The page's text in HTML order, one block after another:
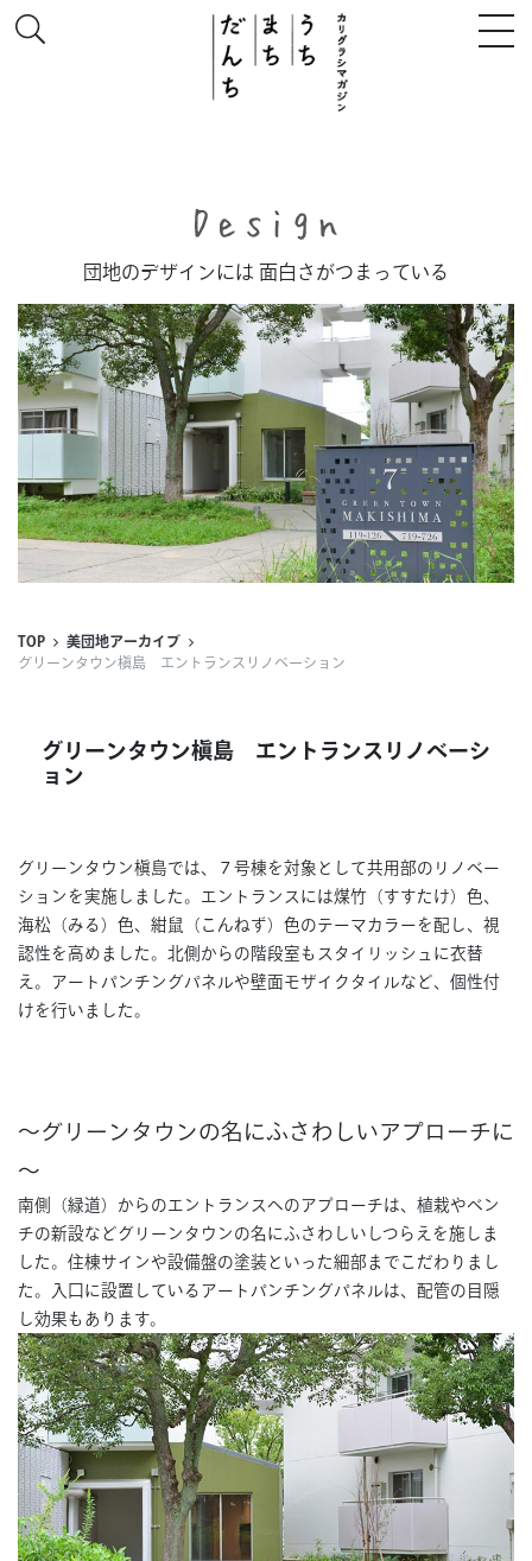
このサイトについて
# うち
# まち
# だんち
ちず
特集
連載
タグ一覧
団地のデザインには 面白さがつまっている
TOP
美団地アーカイブ
グリーンタウン槇島 エントランスリノベーション
グリーンタウン槇島 エントランスリノベーシ
ョン
グリーンタウン槇島では、７号棟を対象として共用部のリノベー
ションを実施しました。エントランスには煤竹（すすたけ）色、
海松（みる）色、紺鼠（こんねず）色のテーマカラーを配し、視
認性を高めました。北側からの階段室もスタイリッシュに衣替
え。アートパンチングパネルや壁面モザイクタイルなど、個性付
けを行いました。
～グリーンタウンの名にふさわしいアプローチに
～
南側（緑道）からのエントランスへのアプローチは、植栽やベン
チの新設などグリーンタウンの名にふさわしいしつらえを施しま
した。住棟サインや設備盤の塗装といった細部までこだわりまし
た。入口に設置しているアートパンチングパネルは、配管の目隠
し効果もあります。